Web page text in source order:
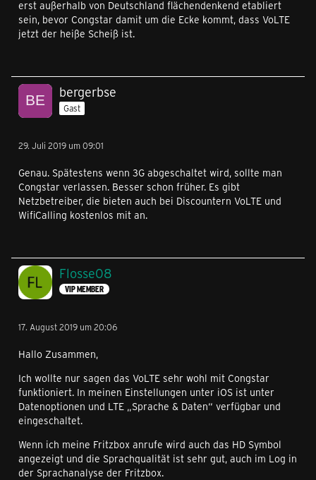
erst außerhalb von Deutschland flächendenkend etabliert
sein, bevor Congstar damit um die Ecke kommt, dass VoLTE
jetzt der heiße Scheiß ist.
bergerbse
Gast
29. Juli 2019 um 09:01
Genau. Spätestens wenn 3G abgeschaltet wird, sollte man
Congstar verlassen. Besser schon früher. Es gibt
Netzbetreiber, die bieten auch bei Discountern VoLTE und
WifiCalling kostenlos mit an.
Flosse08
VIP MEMBER
17. August 2019 um 20:06
Hallo Zusammen,
Ich wollte nur sagen das VoLTE sehr wohl mit Congstar
funktioniert. In meinen Einstellungen unter iOS ist unter
Datenoptionen und LTE „Sprache & Daten“ verfügbar und
eingeschaltet.
Wenn ich meine Fritzbox anrufe wird auch das HD Symbol
angezeigt und die Sprachqualität ist sehr gut, auch im Log in
der Sprachanalyse der Fritzbox.